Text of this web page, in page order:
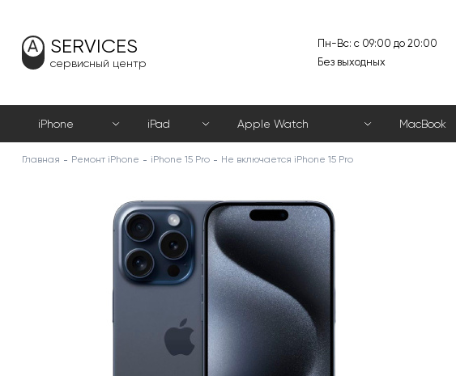
SERVICES
сервисный центр
Пн-Вс: с 09:00 до 20:00
Без выходных
iPhone iPad Apple Watch MacBook
Главная Ремонт iPhone iPhone 15 Pro Не включается iPhone 15 Pro